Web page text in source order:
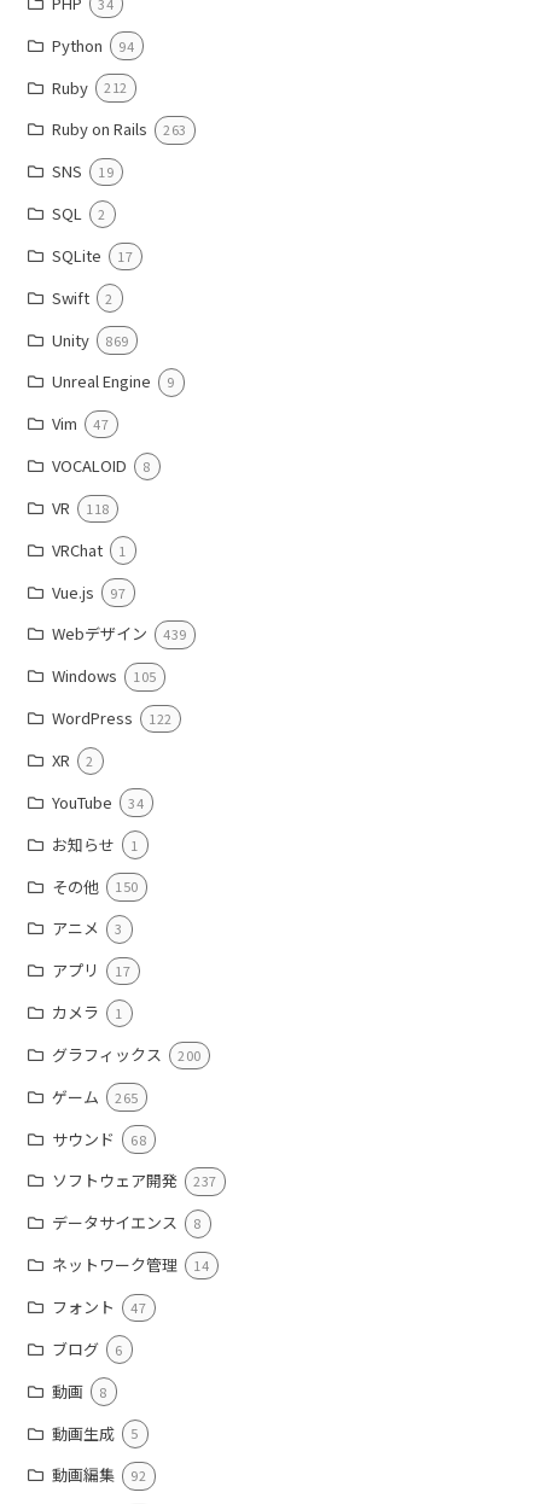
Python 94
Ruby 212
Ruby on Rails 263
SNS 19
SQL 2
SQLite 17
Swift 2
Unity 869
Unreal Engine 9
Vim 47
VOCALOID 8
VR 118
VRChat 1
Vue.js 97
Webデザイン 439
Windows 105
WordPress 122
XR 2
YouTube 34
お知らせ 1
その他 150
アニメ 3
アプリ 17
カメラ 1
グラフィックス 200
ゲーム 265
サウンド 68
ソフトウェア開発 237
データサイエンス 8
ネットワーク管理 14
フォント 47
ブログ 6
動画 8
動画生成 5
動画編集 92